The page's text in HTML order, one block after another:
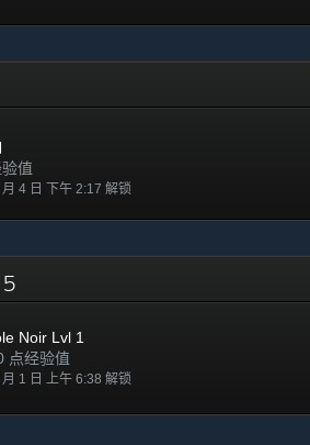
值
4 日 下午 2:17 解锁
Noir Lvl 1
点经验值
1 日 上午 6:38 解锁